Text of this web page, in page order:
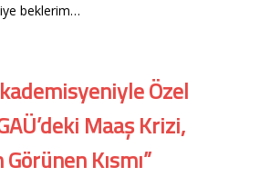
beklerim…
Özel
Maaş Krizi,
Görünen Kısmı”